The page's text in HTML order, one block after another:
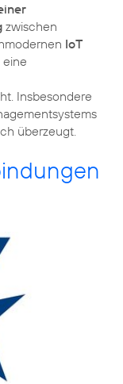
zwischen
IoT
eine
Insbesondere
überzeugt.